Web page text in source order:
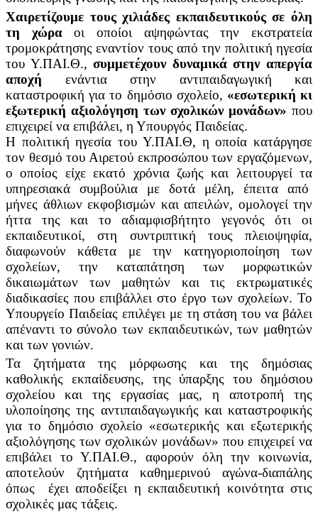
Χαιρετίζουμε τους χιλιάδες εκπαιδευτικούς σε όλη
τη χώραοι οποίοι αψηφώντας την εκστρατεία
τρομοκράτησης εναντίον τους από την πολιτική ηγεσία
του Υ.ΠΑΙ.Θ.,συμμετέχουν δυναμικά στην απεργία
αποχή ενάντια στην αντιπαιδαγωγική και
καταστροφική για το δημόσιο σχολείο, «εσωτερική κι
εξωτερική αξιολόγηση των σχολικών μονάδων» που
επιχειρεί να επιβάλει, η Υπουργός Παιδείας.
Η πολιτική ηγεσία του Υ.ΠΑΙ.Θ, η οποία κατάργησε
τον θεσμό του Αιρετού εκπροσώπου των εργαζόμενων,
ο οποίος είχε εκατό χρόνια ζωής και λειτουργεί τα
υπηρεσιακά συμβούλια με δοτά μέλη, έπειτα από
μήνες άθλιων εκφοβισμών και απειλών, ομολογεί την
ήττα της και το αδιαμφισβήτητο γεγονός ότι οι
εκπαιδευτικοί, στη συντριπτική τους πλειοψηφία,
διαφωνούν κάθετα με την κατηγοριοποίηση των
σχολείων, την καταπάτηση των μορφωτικών
δικαιωμάτων των μαθητών και τις εκτρωματικές
διαδικασίες που επιβάλλει στο έργο των σχολείων. Το
Υπουργείο Παιδείας επιλέγει με τη στάση του να βάλει
απέναντι το σύνολο των εκπαιδευτικών, των μαθητών
και των γονιών.
Τα ζητήματα της μόρφωσης και της δημόσιας
καθολικής εκπαίδευσης, της ύπαρξης του δημόσιου
σχολείου και της εργασίας μας, η αποτροπή της
υλοποίησης της αντιπαιδαγωγικής και καταστροφικής
για το δημόσιο σχολείο «εσωτερικής και εξωτερικής
αξιολόγησης των σχολικών μονάδων» που επιχειρεί να
επιβάλει το Υ.ΠΑΙ.Θ., αφορούν όλη την κοινωνία,
αποτελούν ζητήματα καθημερινού αγώνα-διαπάλης
όπως έχει αποδείξει η εκπαιδευτική κοινότητα στις
σχολικές μας τάξεις.